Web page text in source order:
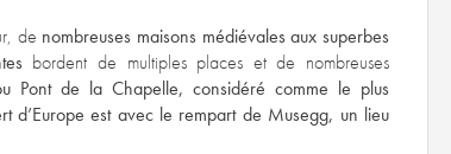
de nombreuses maisons médiévales aux superbes
bordent de multiples places et de nombreuses
Pont de la Chapelle, considéré comme le plus
d’Europe est avec le rempart de Musegg, un lieu